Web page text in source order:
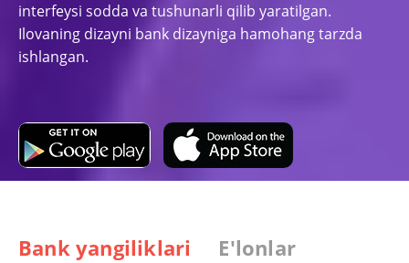
interfeysi sodda va tushunarli qilib yaratilgan.
Ilovaning dizayni bank dizayniga hamohang tarzda
ishlangan.
Bank yangiliklari E'lonlar